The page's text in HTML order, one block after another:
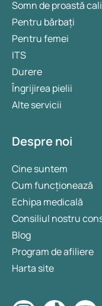
Somn de proastă
Pentru bărbați
Pentru femei
ITS
Durere
Îngrijirea pielii
Alte servicii
Despre noi
Cine suntem
Cum funcționează
Echipa medicală
Consiliul nostru
Blog
Program de afiliere
Harta site